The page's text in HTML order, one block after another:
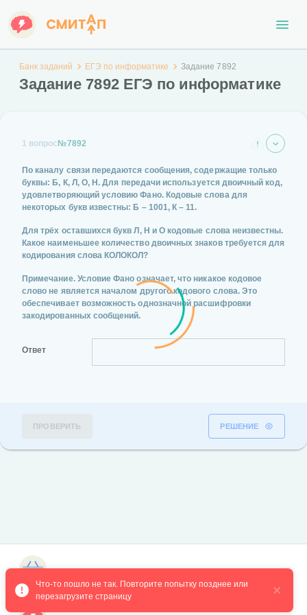
Банк заданий ЕГЭ по информатике Задание 7892
Задание 7892 ЕГЭ по информатике
1 вопрос №7892
По каналу связи передаются сообщения, содержащие только
буквы: Б, К, Л, О, Н. Для передачи используется двоичный код,
удовлетворяющий условию Фано. Кодовые слова для
некоторых букв известны: Б – 1001, К – 11.
Для трёх оставшихся букв Л, Н и О кодовые слова неизвестны.
Какое наименьшее количество двоичных знаков требуется для
кодирования слова КОЛОКОЛ?
Примечание. Условие Фано означает, что никакое кодовое
слово не является началом другого кодового слова. Это
обеспечивает возможность однозначной расшифровки
закодированных сообщений.
Ответ
ПРОВЕРИТЬ РЕШЕНИЕ
Что-то пошло не так. Повторите попытку позднее или
перезагрузите страницу